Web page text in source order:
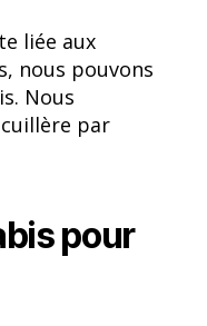
liée aux
nous pouvons
Nous
par
pour